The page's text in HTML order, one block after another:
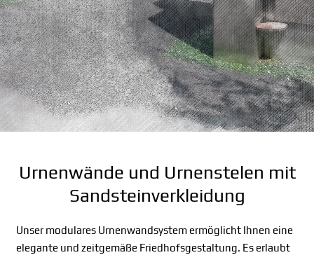
Urnenwände und Urnenstelen mit
Sandsteinverkleidung
Unser modulares Urnenwandsystem ermöglicht Ihnen eine
elegante und zeitgemäße Friedhofsgestaltung. Es erlaubt